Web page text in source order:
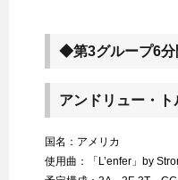
◆第3グループ6分
アンドリュー・ト
国名：アメリカ
使用曲：「L’enfer」by